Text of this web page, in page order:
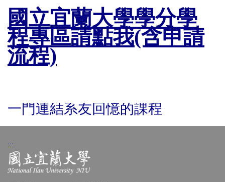
國立宜蘭大學學分學
程專區請點我(含申請
流程)
一門連結系友回憶的課程
:::